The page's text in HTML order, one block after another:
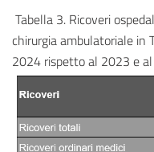
Tabella 3. Ricoveri
chirurgia ambulatoriale in
2024 rispetto al 2023 e